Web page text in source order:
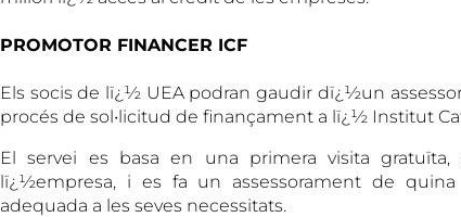
PROMOTOR FINANCER ICF
Els socis de lï¿½ UEA podran gaudir dï¿½un
procés de sol•licitud de finançament a lï¿½ Institut
El servei es basa en una primera visita
lï¿½empresa, i es fa un assessorament de
adequada a les seves necessitats.